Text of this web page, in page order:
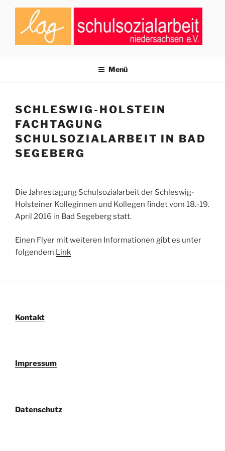
Zum
springen
NIEDERSACHSEN E.V.
Menü
SCHLESWIG-HOLSTEIN
FACHTAGUNG
SCHULSOZIALARBEIT IN BAD
SEGEBERG
Die Jahrestagung Schulsozialarbeit der Schleswig-
Holsteiner Kolleginnen und Kollegen findet vom 18.-19.
April 2016 in Bad Segeberg statt.
Einen Flyer mit weiteren Informationen gibt es unter
folgendem Link
Kontakt
Impressum
Datenschutz